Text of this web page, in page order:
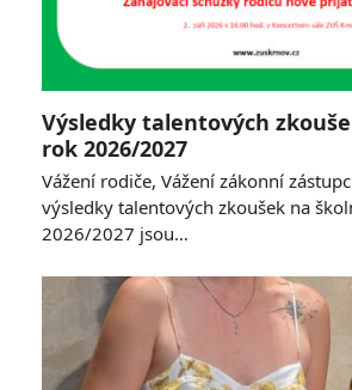
Výsledky talentových
rok 2026/2027
Vážení rodiče, Vážení zákonní
výsledky talentových zkoušek na
2026/2027 jsou…